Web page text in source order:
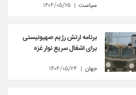
سیاست ۱۴۰۴/۰۵/۲۵
برنامه ارتش رژیم صهیونیستی
برای اشغال سریع نوار غزه
جهان ۱۴۰۴/۰۵/۲۴